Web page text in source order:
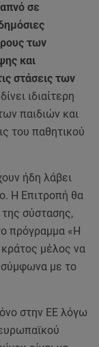
σε
των
και
στάσεις των
ιδιαίτερη
παιδιών και
του παθητικού
ήδη λάβει
Η Επιτροπή θα
σύστασης,
πρόγραμμα «Η
κράτος μέλος να
σύμφωνα με το
στην ΕΕ λόγω